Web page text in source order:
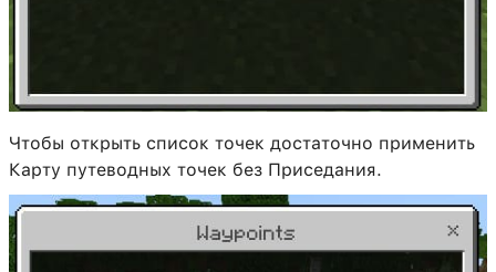
Чтобы открыть список точек достаточно применить
Карту путеводных точек без Приседания.